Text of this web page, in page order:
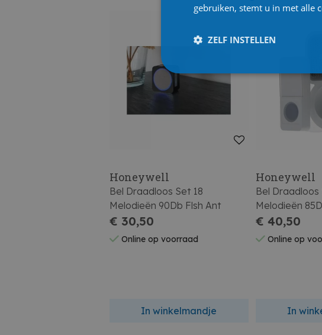
Honeywell
Bel Draadloos Set 18
Melodieën 90Db Flsh Ant
€ 30,50
Online op voorraad
In winkelmandje
Honeywell
Bel Draadloos
Melodieën
€ 40,50
Online op
In
gebruiken, stemt u in met alle
ZELF INSTELLEN